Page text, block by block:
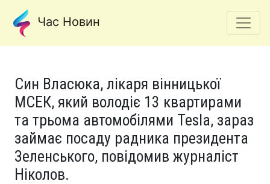
Час Новин
Син Власюка, лікаря вінницької
МСЕК, який володіє 13 квартирами
та трьома автомобілями Tesla, зараз
займає посаду радника президента
Зеленського, повідомив журналіст
Ніколов.